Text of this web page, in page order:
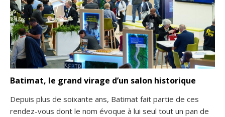
Batimat, le grand virage d’un salon historique
Depuis plus de soixante ans, Batimat fait partie de ces
rendez-vous dont le nom évoque à lui seul tout un pan de